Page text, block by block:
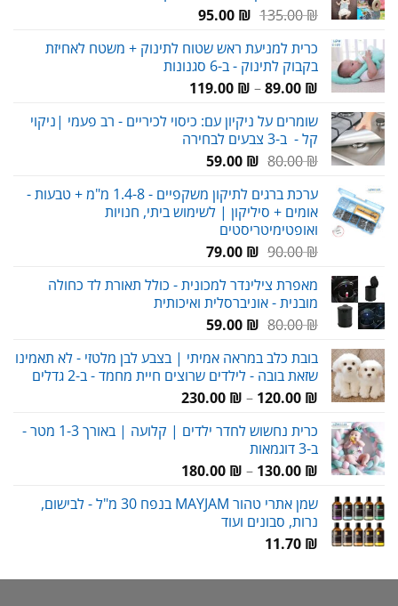
135.00₪
המחיר
היה:
135.00 ₪.
95.00 ₪
המחיר
הוא:
95.00 ₪.
כרית למניעת ראש שטוח לתינוק + משטח לאחיזת
בקבוק לתינוק - ב-6 סגנונות
89.00 ₪
–
119.00 ₪
עד
שומרים על ניקיון עם: כיסוי לכיריים - רב פעמי |ניקוי
קל - ב-3 צבעים לבחירה
80.00₪
המחיר
היה:
80.00 ₪.
59.00 ₪
המחיר
הוא:
59.00 ₪.
ערכת ברגים לתיקון משקפיים - 1.4-8 מ"מ + טבעות -
אומים + סיליקון | לשימוש ביתי, חנויות
ואופטימיטריסטים
90.00₪
המחיר
היה:
90.00 ₪.
79.00 ₪
המחיר
הוא:
79.00 ₪.
מאפרת צילינדר למכונית - כולל תאורת לד כחולה
מובנית - אוניברסלית ואיכותית
80.00₪
המחיר
היה:
80.00 ₪.
59.00 ₪
המחיר
הוא:
59.00 ₪.
בובת כלב במראה אמיתי | בצבע לבן מלטזי - לא תאמינו
שזאת בובה - לילדים שרוצים חיית מחמד - ב-2 גדלים
120.00 ₪
–
230.00 ₪
טווח
כרית נחשוש לחדר ילדים | קלועה | באורך 1-3 מטר -
ב-3 דוגמאות
130.00 ₪
–
180.00 ₪
שמן אתרי טהור MAYJAM בנפח 30 מ"ל - לבישום,
נרות, סבונים ועוד
11.70 ₪